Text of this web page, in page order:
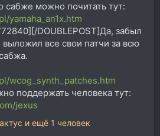
сабже можно почитать тут:
yamaha_an1x.htm
DOUBLEPOST]Да, забыл
выложил все свои патчи за всю
wcog_synth_patches.htm
поддержать человека тут:
jexus
и ещё 1 человек